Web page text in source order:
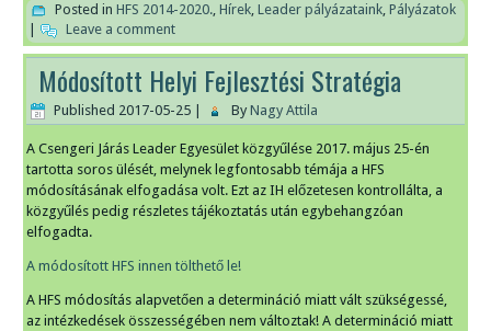
Posted in HFS 2014-2020.,Hírek,Leader pályázataink,Pályázatok
Leave a comment
Módosított Helyi Fejlesztési Stratégia
Published 2017-05-25 By Nagy Attila
A Csengeri Járás Leader Egyesület közgyűlése 2017. május 25-én
tartotta soros ülését, melynek legfontosabb témája a HFS
módosításának elfogadása volt. Ezt az IH előzetesen kontrollálta, a
közgyűlés pedig részletes tájékoztatás után egybehangzóan
elfogadta.
A módosított HFS innen tölthető le!
A HFS módosítás alapvetően a determináció miatt vált szükségessé,
az intézkedések összességében nem változtak! A determináció miatt